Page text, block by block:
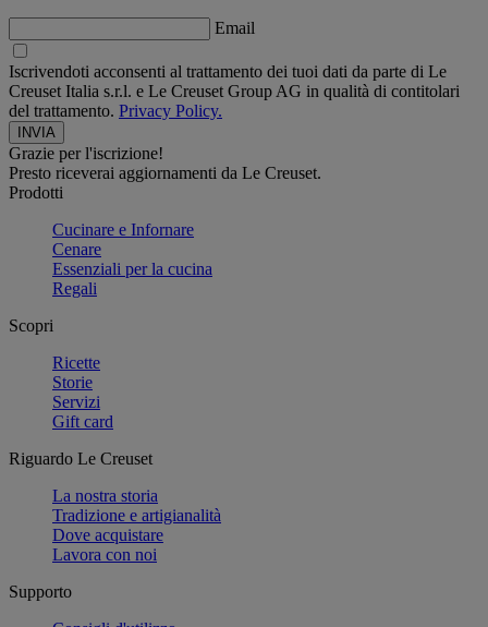
Email
Iscrivendoti acconsenti al trattamento dei tuoi dati da parte di Le
Creuset Italia s.r.l. e Le Creuset Group AG in qualità di contitolari
del trattamento. Privacy Policy.
Grazie per l'iscrizione!
Presto riceverai aggiornamenti da Le Creuset.
Prodotti
Cucinare e Infornare
Cenare
Essenziali per la cucina
Regali
Scopri
Ricette
Storie
Servizi
Gift card
Riguardo Le Creuset
La nostra storia
Tradizione e artigianalità
Dove acquistare
Lavora con noi
Supporto